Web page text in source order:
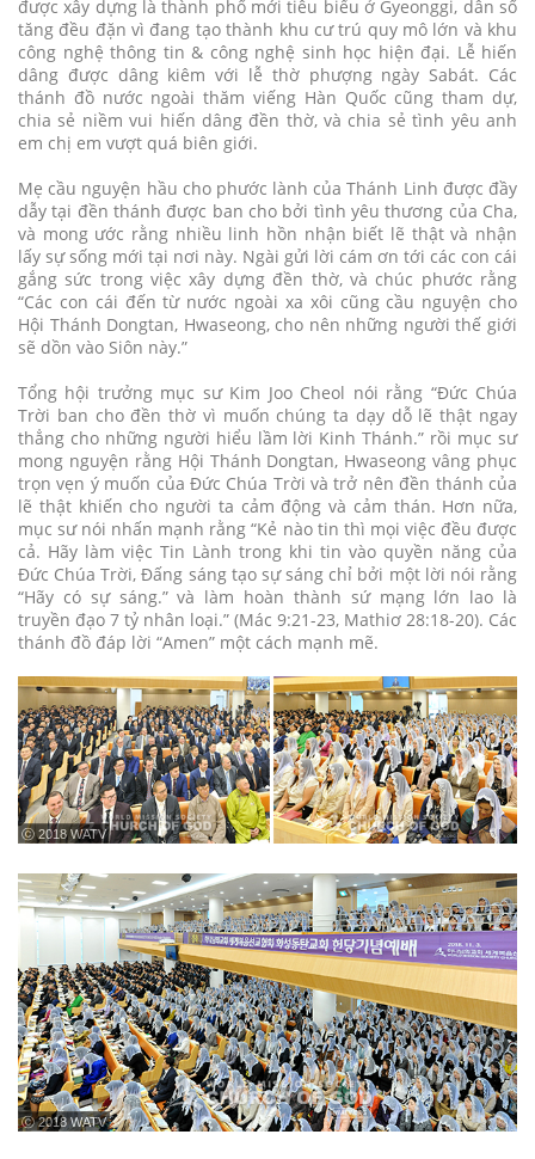
được xây dựng là thành phố mới tiêu biểu ở Gyeonggi, dân số
tăng đều đặn vì đang tạo thành khu cư trú quy mô lớn và khu
công nghệ thông tin & công nghệ sinh học hiện đại. Lễ hiến
dâng được dâng kiêm với lễ thờ phượng ngày Sabát. Các
thánh đồ nước ngoài thăm viếng Hàn Quốc cũng tham dự,
chia sẻ niềm vui hiến dâng đền thờ, và chia sẻ tình yêu anh
em chị em vượt quá biên giới.
Mẹ cầu nguyện hầu cho phước lành của Thánh Linh được đầy
dẫy tại đền thánh được ban cho bởi tình yêu thương của Cha,
và mong ước rằng nhiều linh hồn nhận biết lẽ thật và nhận
lấy sự sống mới tại nơi này. Ngài gửi lời cám ơn tới các con cái
gắng sức trong việc xây dựng đền thờ, và chúc phước rằng
“Các con cái đến từ nước ngoài xa xôi cũng cầu nguyện cho
Hội Thánh Dongtan, Hwaseong, cho nên những người thế giới
sẽ dồn vào Siôn này.”
Tổng hội trưởng mục sư Kim Joo Cheol nói rằng “Đức Chúa
Trời ban cho đền thờ vì muốn chúng ta dạy dỗ lẽ thật ngay
thẳng cho những người hiểu lầm lời Kinh Thánh.” rồi mục sư
mong nguyện rằng Hội Thánh Dongtan, Hwaseong vâng phục
trọn vẹn ý muốn của Đức Chúa Trời và trở nên đền thánh của
lẽ thật khiến cho người ta cảm động và cảm thán. Hơn nữa,
mục sư nói nhấn mạnh rằng “Kẻ nào tin thì mọi việc đều được
cả. Hãy làm việc Tin Lành trong khi tin vào quyền năng của
Đức Chúa Trời, Đấng sáng tạo sự sáng chỉ bởi một lời nói rằng
“Hãy có sự sáng.” và làm hoàn thành sứ mạng lớn lao là
truyền đạo 7 tỷ nhân loại.” (Mác 9:21-23, Mathiơ 28:18-20). Các
thánh đồ đáp lời “Amen” một cách mạnh mẽ.
ⓒ 2018 WATV
ⓒ 2018 WATV